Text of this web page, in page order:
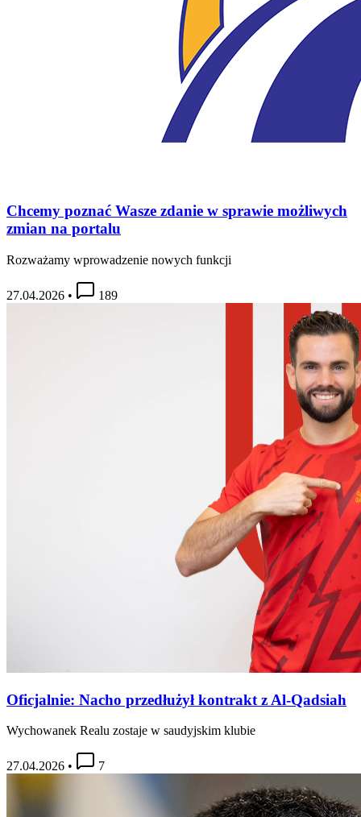
Chcemy poznać Wasze zdanie w sprawie możliwych
zmian na portalu
Rozważamy wprowadzenie nowych funkcji
27.04.2026 • 189
Oficjalnie: Nacho przedłużył kontrakt z Al-Qadsiah
Wychowanek Realu zostaje w saudyjskim klubie
27.04.2026 • 7